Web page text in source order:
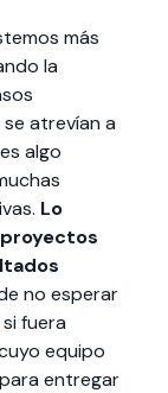
más
la
atrevían a
algo
Lo
no esperar
fuera
equipo
entregar